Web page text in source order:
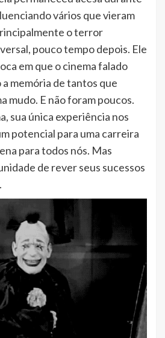
vários que vieram
o terror
pouco tempo depois. Ele
em que o cinema falado
memória de tantos que
mudo. E não foram poucos.
sua única experiência nos
potencial para uma carreira
para todos nós. Mas
de rever seus sucessos